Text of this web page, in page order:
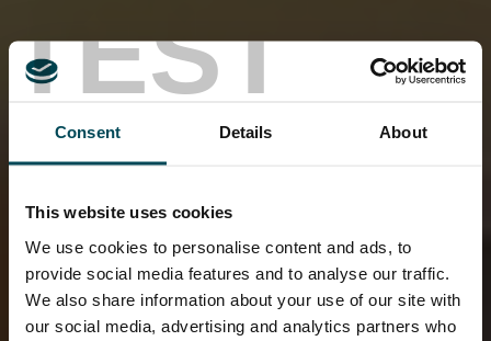
TEST
Consent Details About
This website uses cookies
We use cookies to personalise content and ads, to
provide social media features and to analyse our traffic.
We also share information about your use of our site with
our social media, advertising and analytics partners who